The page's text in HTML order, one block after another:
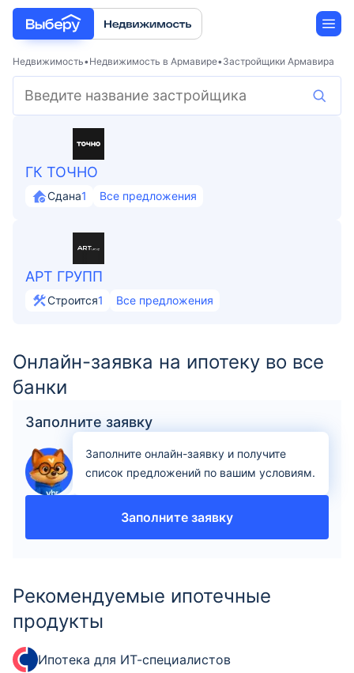
Новостройки
Застройщики
Ипотека
Недвижимость Недвижимость в Армавире Застройщики Армавира
ГК ТОЧНО
Сдана1 Все предложения
АРТ ГРУПП
Строится1 Все предложения
Онлайн-заявка на ипотеку во все
банки
Заполните заявку
Заполните онлайн-заявку и получите
список предложений по вашим условиям.
Заполните заявку
Рекомендуемые ипотечные
продукты
Ипотека для ИТ-специалистов